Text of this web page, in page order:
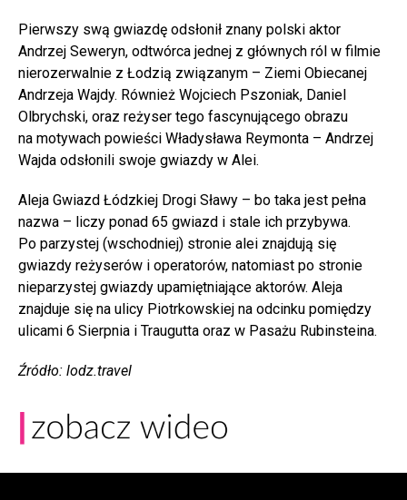
Pierwszy swą gwiazdę odsłonił znany polski aktor
Andrzej Seweryn, odtwórca jednej z głównych ról w filmie
nierozerwalnie z Łodzią związanym – Ziemi Obiecanej
Andrzeja Wajdy. Również Wojciech Pszoniak, Daniel
Olbrychski, oraz reżyser tego fascynującego obrazu
na motywach powieści Władysława Reymonta – Andrzej
Wajda odsłonili swoje gwiazdy w Alei.
Aleja Gwiazd Łódzkiej Drogi Sławy – bo taka jest pełna
nazwa – liczy ponad 65 gwiazd i stale ich przybywa.
Po parzystej (wschodniej) stronie alei znajdują się
gwiazdy reżyserów i operatorów, natomiast po stronie
nieparzystej gwiazdy upamiętniające aktorów. Aleja
znajduje się na ulicy Piotrkowskiej na odcinku pomiędzy
ulicami 6 Sierpnia i Traugutta oraz w Pasażu Rubinsteina.
Źródło: lodz.travel